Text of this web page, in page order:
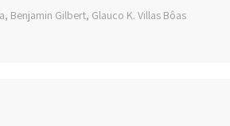
Benjamin Gilbert, Glauco K. Villas Bôas